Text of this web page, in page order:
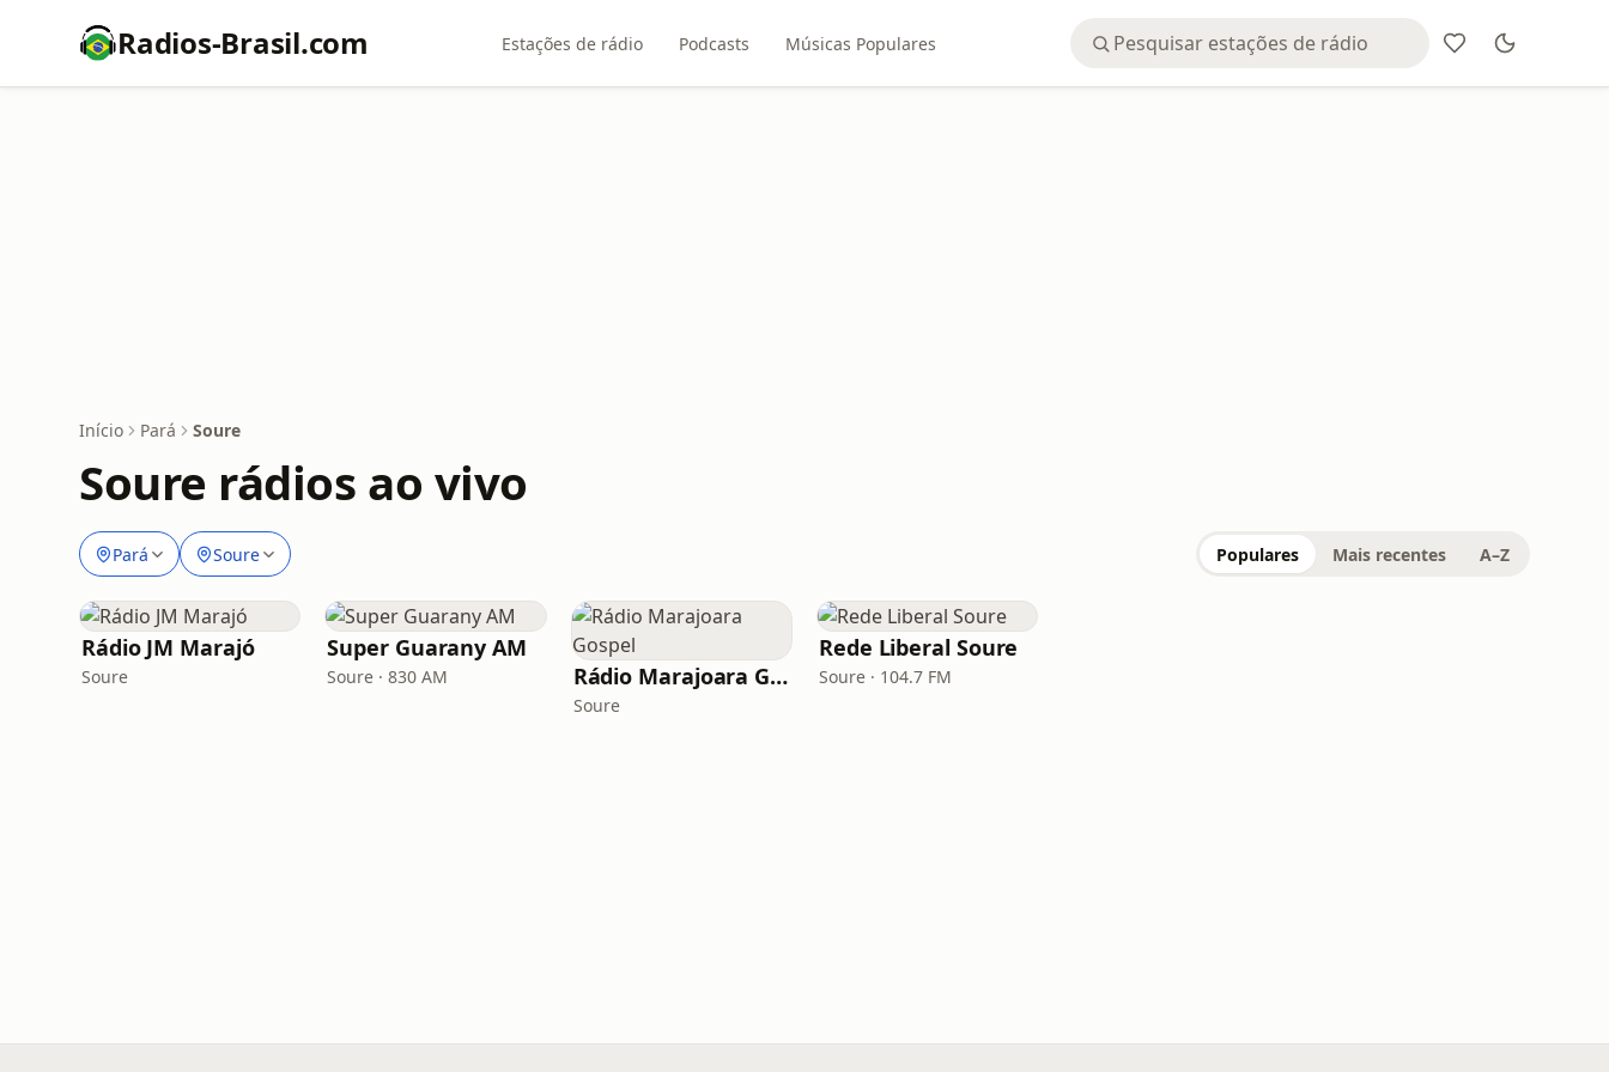
Radios-Brasil.com Estações de rádio Podcasts Músicas Populares
Início Pará Soure
Soure rádios ao vivo
Pará Soure Populares Mais recentes A–Z
Rádio JM Marajó
Soure
Super Guarany AM
Soure · 830 AM Rádio Marajoara Gospel
Soure
Rede Liberal Soure
Soure · 104.7 FM